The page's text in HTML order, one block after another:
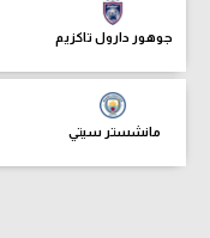
جوهور دارول تاكزيم
مانشستر سيتي